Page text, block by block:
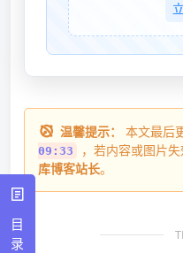
温馨提示： 本文最后
09:33
，若内容或图片
库博客站长。
目
录